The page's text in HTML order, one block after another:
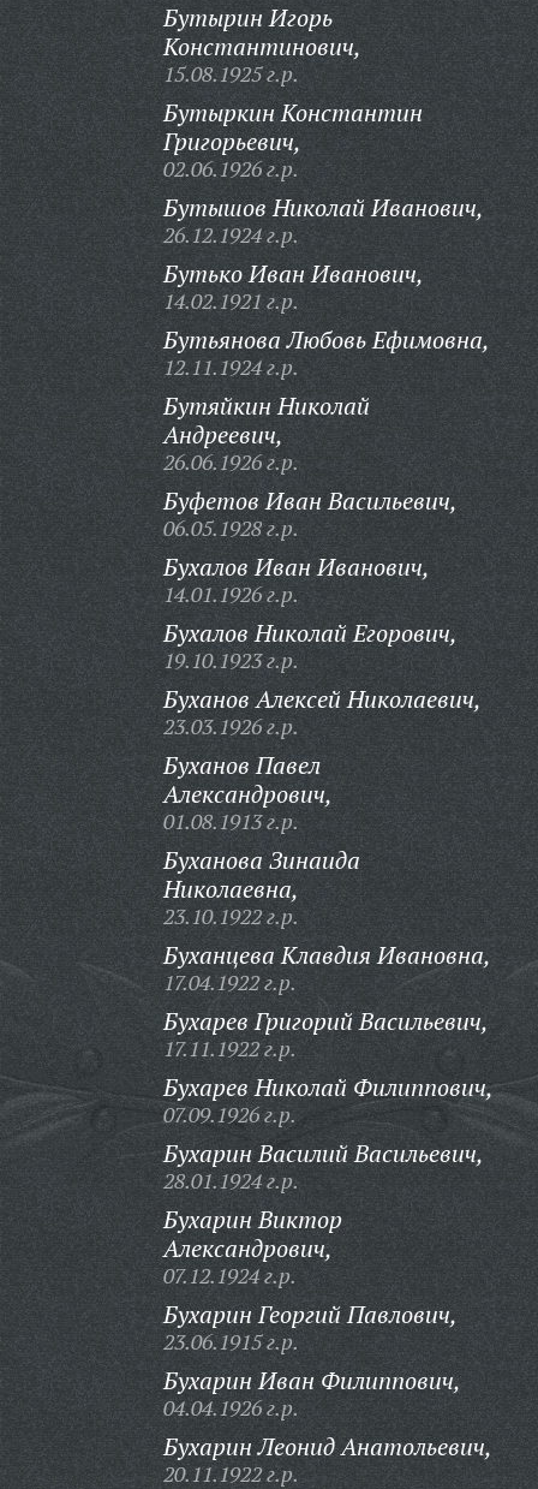
Бутырин Игорь
Константинович,
15.08.1925 г.р.
Бутыркин Константин
Григорьевич,
02.06.1926 г.р.
Бутышов Николай Иванович,
26.12.1924 г.р.
Бутько Иван Иванович,
14.02.1921 г.р.
Бутьянова Любовь Ефимовна,
12.11.1924 г.р.
Бутяйкин Николай
Андреевич,
26.06.1926 г.р.
Буфетов Иван Васильевич,
06.05.1928 г.р.
Бухалов Иван Иванович,
14.01.1926 г.р.
Бухалов Николай Егорович,
19.10.1923 г.р.
Буханов Алексей Николаевич,
23.03.1926 г.р.
Буханов Павел
Александрович,
01.08.1913 г.р.
Буханова Зинаида
Николаевна,
23.10.1922 г.р.
Буханцева Клавдия Ивановна,
17.04.1922 г.р.
Бухарев Григорий Васильевич,
17.11.1922 г.р.
Бухарев Николай Филиппович,
07.09.1926 г.р.
Бухарин Василий Васильевич,
28.01.1924 г.р.
Бухарин Виктор
Александрович,
07.12.1924 г.р.
Бухарин Георгий Павлович,
23.06.1915 г.р.
Бухарин Иван Филиппович,
04.04.1926 г.р.
Бухарин Леонид Анатольевич,
20.11.1922 г.р.